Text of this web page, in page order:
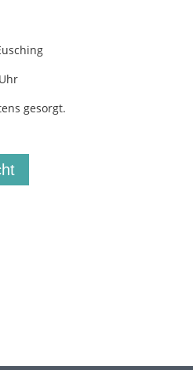
gesorgt.